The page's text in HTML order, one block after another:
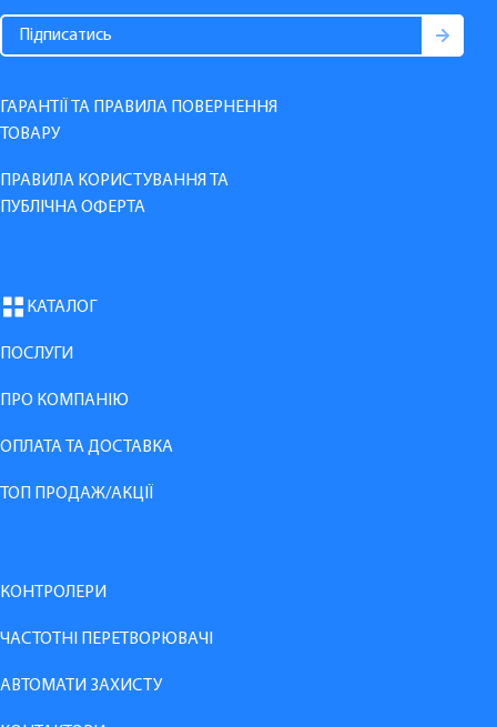
ГАРАНТІЇ ТА ПРАВИЛА ПОВЕРНЕННЯ
ТОВАРУ
ПРАВИЛА КОРИСТУВАННЯ ТА
ПУБЛІЧНА ОФЕРТА
КАТАЛОГ
ПОСЛУГИ
ПРО КОМПАНІЮ
ОПЛАТА ТА ДОСТАВКА
ТОП ПРОДАЖ/АКЦІЇ
КОНТРОЛЕРИ
ЧАСТОТНІ ПЕРЕТВОРЮВАЧІ
АВТОМАТИ ЗАХИСТУ